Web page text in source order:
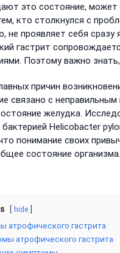
это состояние, может
кто столкнулся с
не проявляет себя
гастрит
Поэтому важно
причин
связано с
желудка.
Helicobacter
понимание своих
состояние
hide
атрофического гастрита
атрофического гастрита